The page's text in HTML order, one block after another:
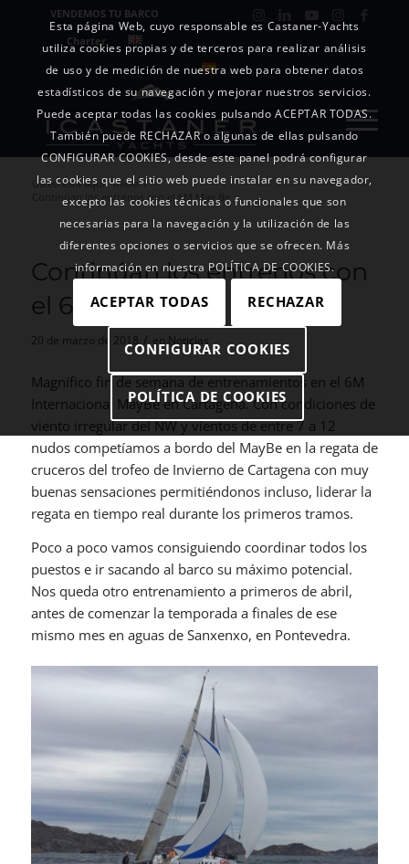
VENDEMOS TU BARCO
Charter
Usted está aquí: Inicio
/
Continúan los entrenos con el 6M May Be
Continúan los entrenos con
el 6M May Be
20 de marzo de 2018 / en Noticias
Magnífico fin de semana de entrenamientos en el 6M
Internacional MayBe en Cartagena. Con condiciones de
viento irregular del NW y vientos de entre 7 a 12
nudos competíamos a bordo del MayBe en la regata de
cruceros del trofeo de Invierno de Cartagena con muy
buenas sensaciones permitiéndonos incluso, liderar la
regata en tiempo real durante los primeros tramos.
Poco a poco vamos consiguiendo coordinar todos los
puestos e ir sacando al barco su máximo potencial.
Nos queda otro entrenamiento a primeros de abril,
antes de comenzar la temporada a finales de ese
mismo mes en aguas de Sanxenxo, en Pontevedra.
Esta página Web, cuyo responsable es Castaner-Yachts
utiliza cookies propias y de terceros para realizar análisis
de uso y de medición de nuestra web para obtener datos
estadísticos de su navegación y mejorar nuestros servicios.
Puede aceptar todas las cookies pulsando ACEPTAR TODAS.
También puede RECHAZAR o algunas de ellas pulsando
CONFIGURAR COOKIES, desde este panel podrá configurar
las cookies que el sitio web puede instalar en su navegador,
excepto las cookies técnicas o funcionales que son
necesarias para la navegación y la utilización de las
diferentes opciones o servicios que se ofrecen. Más
información en nuestra POLÍTICA DE COOKIES.
ACEPTAR TODAS RECHAZAR
CONFIGURAR COOKIES
POLÍTICA DE COOKIES